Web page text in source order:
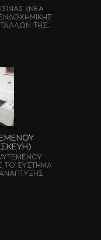
(ΝΕΑ
ΤΗΣ...
ΤΟ ΣΥΣΤΗΜΑ